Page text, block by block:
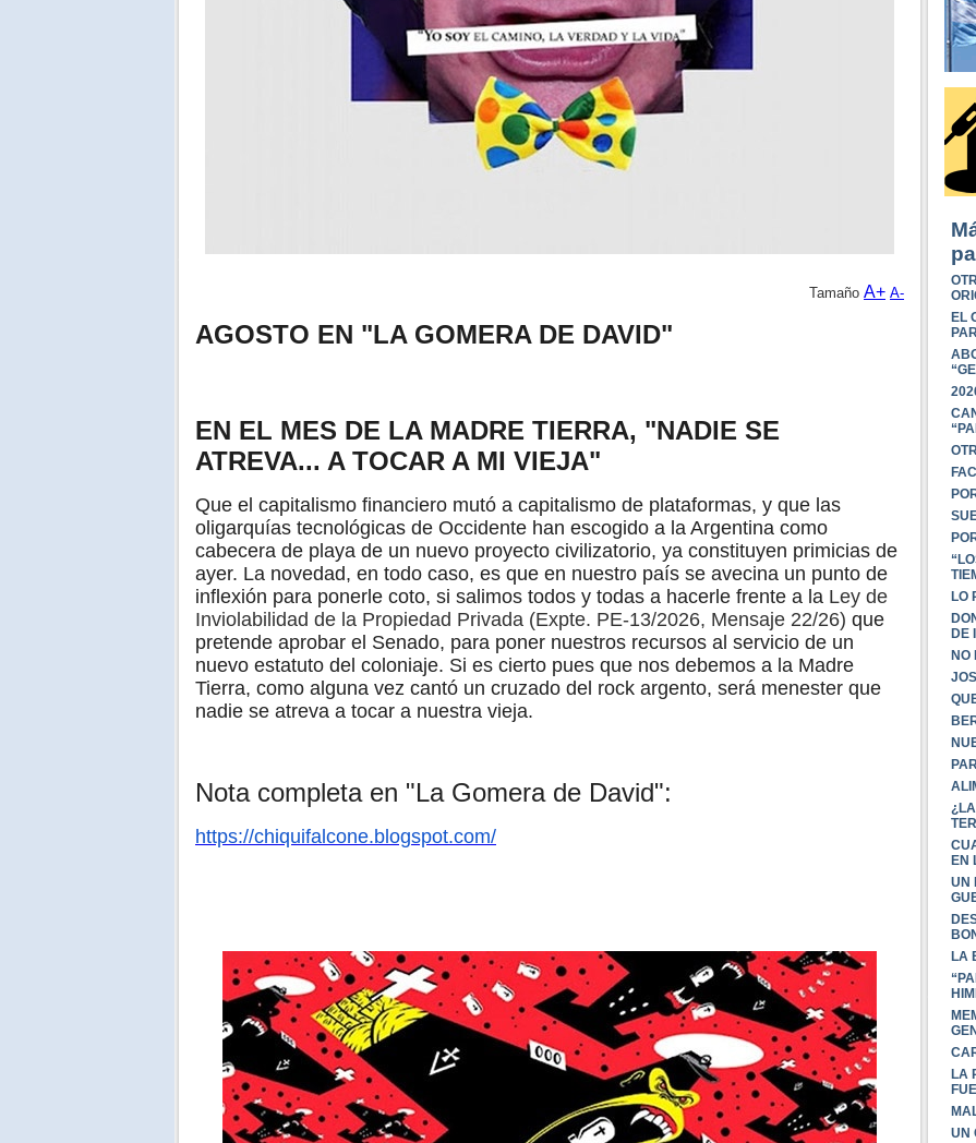
Tamaño A+ A-
AGOSTO EN "LA GOMERA DE DAVID"
EN EL MES DE LA MADRE TIERRA, "NADIE SE
ATREVA... A TOCAR A MI VIEJA"
Que el capitalismo financiero mutó a capitalismo de plataformas, y que las
oligarquías tecnológicas de Occidente han escogido a la Argentina como
cabecera de playa de un nuevo proyecto civilizatorio, ya constituyen primicias de
ayer. La novedad, en todo caso, es que en nuestro país se avecina un punto de
inflexión para ponerle coto, si salimos todos y todas a hacerle frente a la Ley de
Inviolabilidad de la Propiedad Privada (Expte. PE-13/2026, Mensaje 22/26) que
pretende aprobar el Senado, para poner nuestros recursos al servicio de un
nuevo estatuto del coloniaje. Si es cierto pues que nos debemos a la Madre
Tierra, como alguna vez cantó un cruzado del rock argento, será menester que
nadie se atreva a tocar a nuestra vieja.
Nota completa en "La Gomera de David":
https://chiquifalcone.blogspot.com/
EL
LO
DE
NO
EN
UN
LA
LA
UN